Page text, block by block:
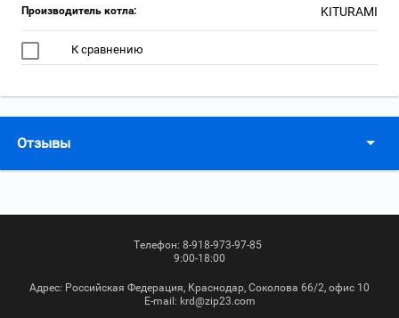
Производитель котла: KITURAMI
К сравнению
Отзывы
Телефон: 8-918-973-97-85
9:00-18:00
Адрес: Российская Федерация, Краснодар, Соколова 66/2, офис 10
Е-mail: krd@zip23.com